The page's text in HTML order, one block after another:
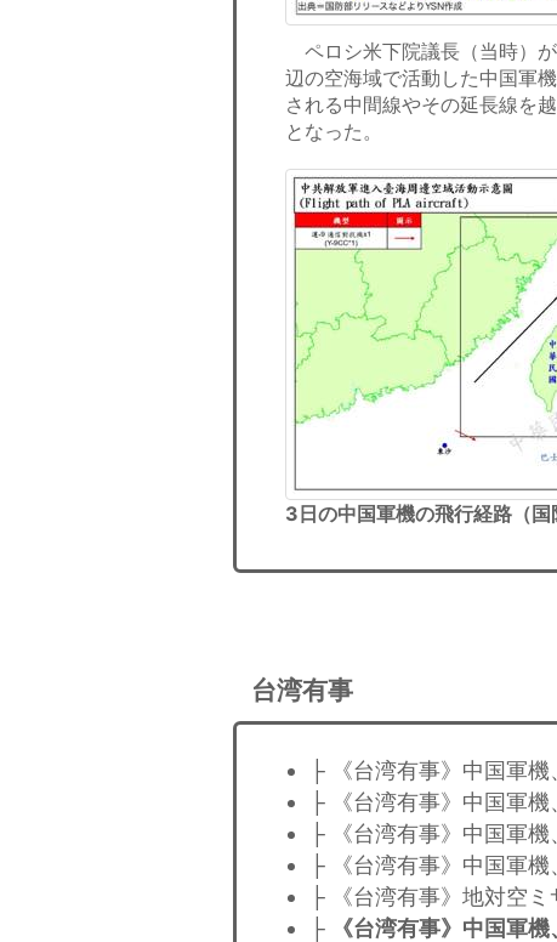
ペロシ米下院議長（当時）
辺の空海域で活動した中国軍
される中間線やその延長線を
となった。
3日の中国軍機の飛行経路（国
台湾有事
├ 《台湾有事》中国軍
├ 《台湾有事》中国軍
├ 《台湾有事》中国軍
├ 《台湾有事》中国軍
├ 《台湾有事》地対空
├
《台湾有事》中国軍